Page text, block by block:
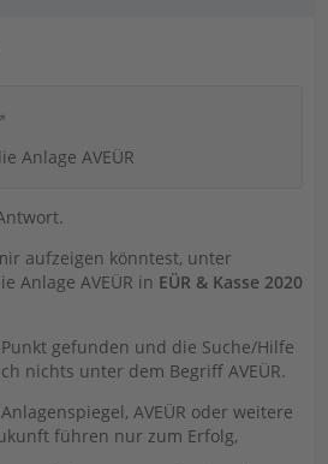
Anlage AVEÜR
aufzeigen könntest, unter
Anlage AVEÜR in EÜR & Kasse 2020
gefunden und die Suche/Hilfe
nichts unter dem Begriff AVEÜR.
AVEÜR oder weitere
führen nur zum Erfolg,